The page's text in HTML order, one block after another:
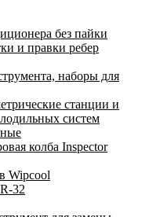
без пайки
и правки ребер
наборы для
станции и
систем
колба Inspector
Wipcool
32